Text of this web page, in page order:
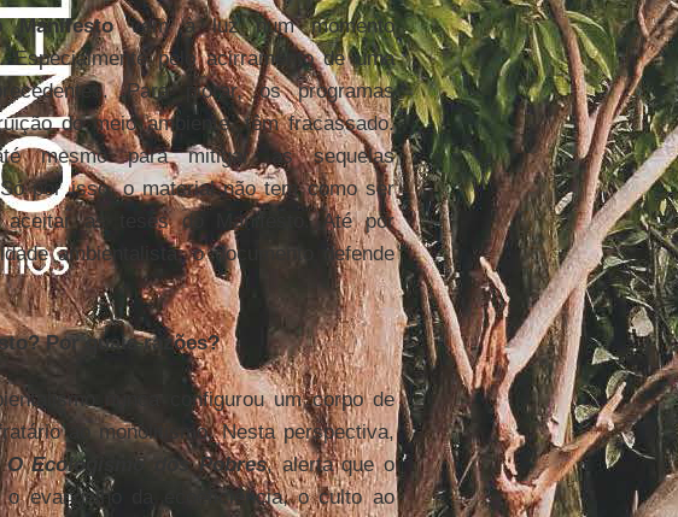
Manifestovem à luz num momento
pelo acirramento de uma
Para piorar, os programas
do meio ambiente, têm fracassado.
mesmo para mitigar as sequelas
por isso, o material não tem como ser
as teses do Manifesto. Até por
ambientalista, o documento defende
Por quais razões?
nunca configurou um corpo de
ao monolitismo. Nesta perspectiva,
O Ecologismo dos Pobres, alerta que o
evangelho da ecoeficiência, o culto ao